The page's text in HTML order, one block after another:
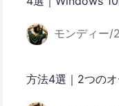
モンディー
方法4選｜2つの